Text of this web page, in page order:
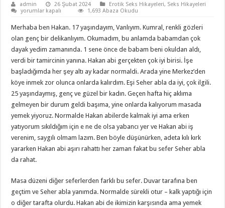
admin 26 Şubat 2024 Erotik Seks Hikayeleri, Seks Hikayeleri
Keşke
İçin
Göt
Siktirmek
Zorunda
için
yorumlar kapalı 1,693 Abaza Okudu
Merhaba ben Hakan. 17 yaşındayım, Vanlıyım. Kumral, renkli gözleri
olan genç bir delikanlıyım. Okumadım, bu anlamda babamdan çok
dayak yedim zamanında. 1 sene önce de babam beni okuldan aldı,
verdi bir tamircinin yanına. Hakan abi gerçekten çok iyi birisi. İşe
başladığımda her şey altı ay kadar normaldi. Arada yine Merkez’den
köye inmek zor olunca onlarda kalırdım. Eşi Seher abla da iyi, çok ilgili.
25 yaşındaymış, genç ve güzel bir kadın. Geçen hafta hiç aklıma
gelmeyen bir durum geldi başıma, yine onlarda kalıyorum masada
yemek yiyoruz. Normalde Hakan abilerde kalmak iyi ama erken
yatıyorum sıkıldığım için e ne de olsa yabancı yer ve Hakan abi iş
verenim, saygılı olmam lazım. Ben böyle düşünürken, adeta kılı kırk
yararken Hakan abi aşırı rahattı her zaman fakat bu sefer Seher abla
da rahat.
Masa düzeni diğer seferlerden farklı bu sefer. Duvar tarafına ben
geçtim ve Seher abla yanımda. Normalde sürekli otur – kalk yaptığı için
o diğer tarafta olurdu. Hakan abi de ikimizin karşısında ama yemek